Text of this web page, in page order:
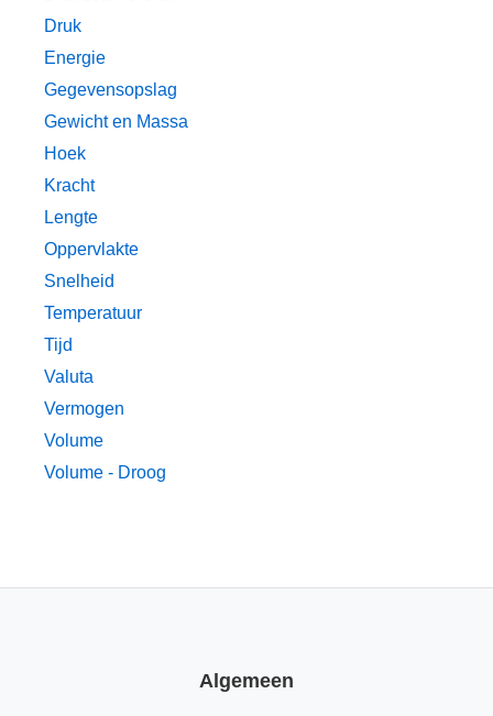
Druk
Energie
Gegevensopslag
Gewicht en Massa
Hoek
Kracht
Lengte
Oppervlakte
Snelheid
Temperatuur
Tijd
Valuta
Vermogen
Volume
Volume - Droog
Algemeen